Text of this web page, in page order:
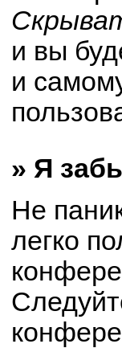
и вы
и
» Я
Не
легко